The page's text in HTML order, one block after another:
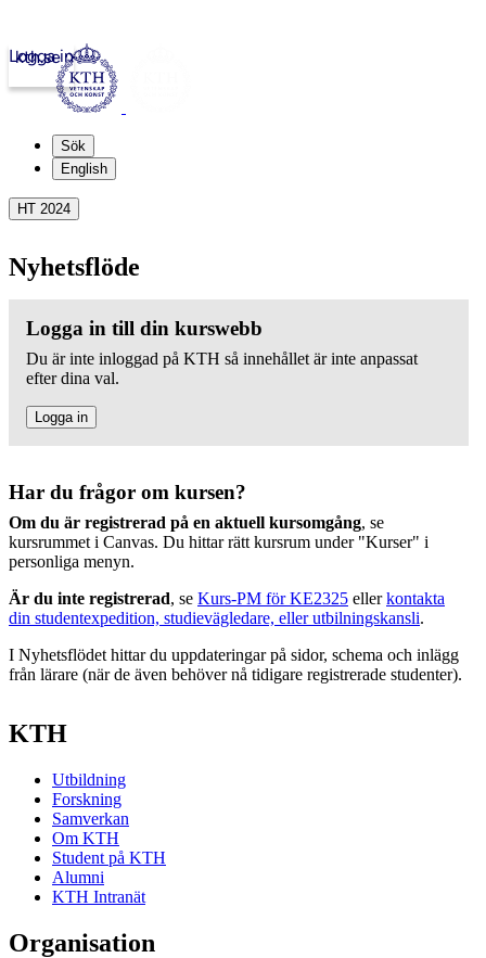
kth.se
Logga in
Sök
English
HT 2024
Nyhetsflöde
Logga in till din kurswebb
Du är inte inloggad på KTH så innehållet är inte anpassat
efter dina val.
Logga in
Har du frågor om kursen?
Om du är registrerad på en aktuell kursomgång, se
kursrummet i Canvas. Du hittar rätt kursrum under "Kurser" i
personliga menyn.
Är du inte registrerad, se Kurs-PM för KE2325 ellerkontakta
din studentexpedition, studievägledare, eller utbilningskansli.
I Nyhetsflödet hittar du uppdateringar på sidor, schema och inlägg
från lärare (när de även behöver nå tidigare registrerade studenter).
KTH
Utbildning
Forskning
Samverkan
Om KTH
Student på KTH
Alumni
KTH Intranät
Organisation